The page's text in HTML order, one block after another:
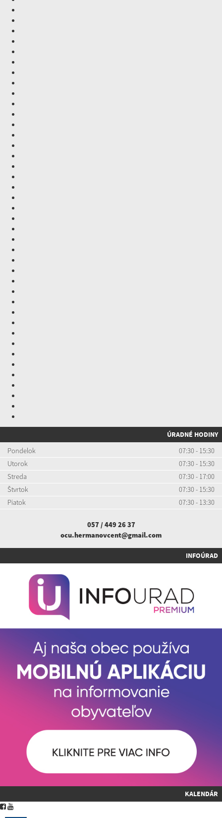
ÚRADNÉ HODINY
Pondelok
07:30 - 15:30
Utorok
07:30 - 15:30
Streda
07:30 - 17:00
Štvrtok
07:30 - 15:30
Piatok
07:30 - 13:30
057 / 449 26 37
ocu.hermanovcent@gmail.com
INFOÚRAD
KALENDÁR